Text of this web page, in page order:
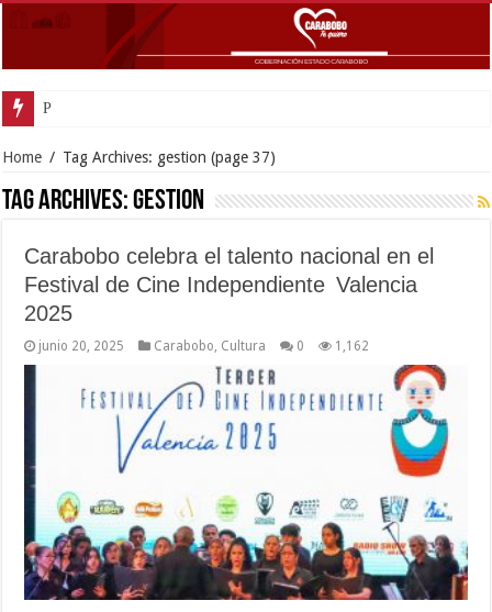
Presidenta Delcy Rodríguez super
Home / Tag Archives: gestion (page 37)
Tag Archives:gestion
Carabobo celebra el talento nacional en el
Festival de Cine Independiente Valencia
2025
junio 20, 2025 Carabobo Cultura 0 1,162